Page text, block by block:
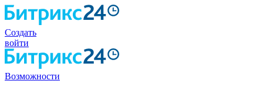
Создать
войти
Возможности